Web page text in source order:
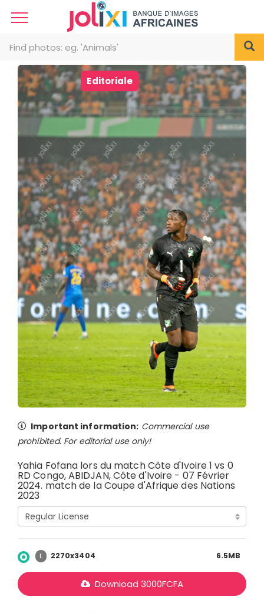
Editoriale
Important information: Commercial use
prohibited. For editorial use only!
Yahia Fofana lors du match Côte d'Ivoire 1 vs 0
RD Congo, ABIDJAN, Côte d'Ivoire - 07 Février
2024. match de la Coupe d'Afrique des Nations
2023
L 2270x3404 6.5MB
Download 3000FCFA